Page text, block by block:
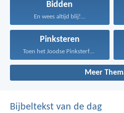
Bidden
En wees altijd blij!...
Pinksteren
Toen het Joodse Pinksterfeest...
Meer
Bijbeltekst van de dag